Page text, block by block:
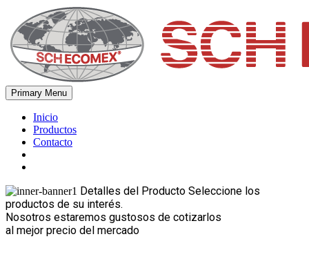
content
Schecomex
Herramientas, materiales y acabados para la construcción
Primary Menu
Inicio
Productos
Contacto
Detalles del Producto Seleccione los
productos de su interés.
Nosotros estaremos gustosos de cotizarlos
al mejor precio del mercado